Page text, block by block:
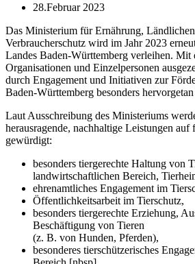
28.Februar 2023
Das Ministerium für Ernährung,
Verbraucherschutz wird im Jahr 2023
Landes Baden-Württemberg verleihen. Mit
Organisationen und Einzelpersonen
durch Engagement und Initiativen zur
Baden-Württemberg besonders hervorgetan
Laut Ausschreibung des Ministeriums
herausragende, nachhaltige Leistungen auf
gewürdigt:
besonders tiergerechte Haltung von
landwirtschaftlichen Bereich,
ehrenamtliches Engagement im
Öffentlichkeitsarbeit im Tierschutz,
besonders tiergerechte Erziehung,
Beschäftigung von Tieren
(z. B. von Hunden, Pferden),
besonderes tierschützerisches